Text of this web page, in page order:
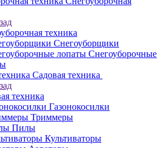
техника
Снегоуборщики
Снегоуборочные
Садовая техника
техника
Газонокосилки
Триммеры
Пилы
Культиваторы